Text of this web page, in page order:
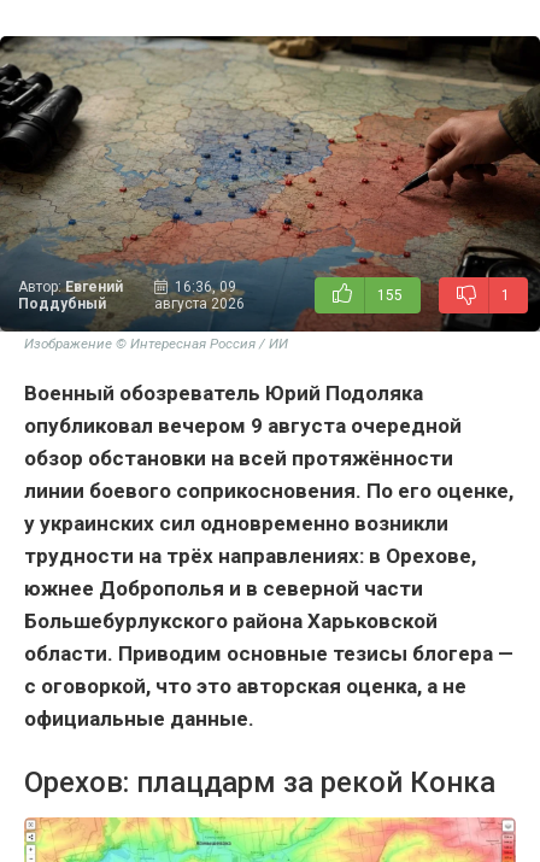
Автор:Евгений
Поддубный
16:36, 09
августа 2026
155 1
Изображение © Интересная Россия / ИИ
Военный обозреватель Юрий Подоляка
опубликовал вечером 9 августа очередной
обзор обстановки на всей протяжённости
линии боевого соприкосновения. По его оценке,
у украинских сил одновременно возникли
трудности на трёх направлениях: в Орехове,
южнее Доброполья и в северной части
Большебурлукского района Харьковской
области. Приводим основные тезисы блогера —
с оговоркой, что это авторская оценка, а не
официальные данные.
Орехов: плацдарм за рекой Конка